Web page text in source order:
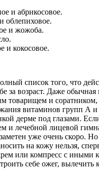
и абрикосовое.
облепиховое.
и жожоба.
и кокосовое.
список того, что
за возраст. Даже
товарищем и
витаминов групп А и
дерме под глазами.
и лечебной лицевой
заметен уже очень скоро.
на кожу нельзя,
или компресс с иными
себе ожег, вылечить